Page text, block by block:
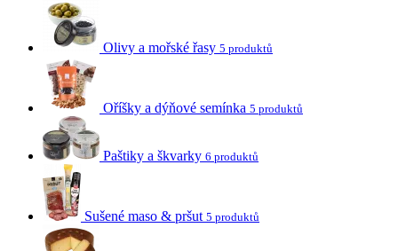
Olivy a mořské řasy 5 produktů
Oříšky a dýňové semínka 5 produktů
Paštiky a škvarky 6 produktů
Sušené maso & pršut 5 produktů